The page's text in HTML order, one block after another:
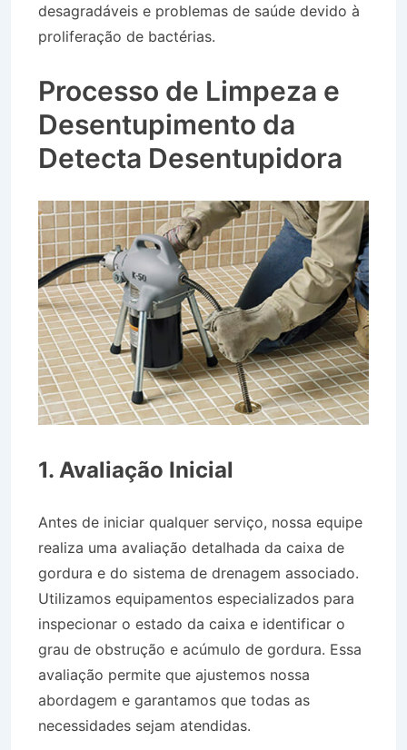
desagradáveis e problemas de saúde devido à
proliferação de bactérias.
Processo de Limpeza e
Desentupimento da
Detecta Desentupidora
1. Avaliação Inicial
Antes de iniciar qualquer serviço, nossa equipe
realiza uma avaliação detalhada da caixa de
gordura e do sistema de drenagem associado.
Utilizamos equipamentos especializados para
inspecionar o estado da caixa e identificar o
grau de obstrução e acúmulo de gordura. Essa
avaliação permite que ajustemos nossa
abordagem e garantamos que todas as
necessidades sejam atendidas.